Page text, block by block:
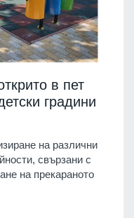
в пет
градини
на различни
свързани с
на прекараното